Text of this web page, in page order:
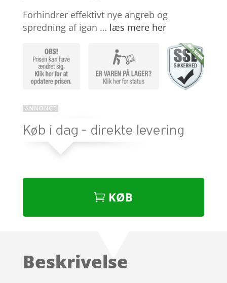
Forhindrer effektivt nye angreb og
spredning af igan … læs mere her
KØB
Beskrivelse